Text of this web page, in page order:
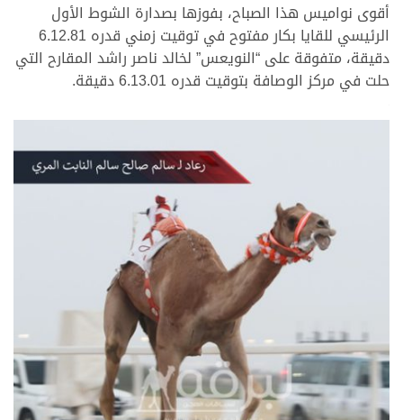
أقوى نواميس هذا الصباح، بفوزها بصدارة الشوط الأول
الرئيسي للقايا بكار مفتوح في توقيت زمني قدره 6.12.81
دقيقة، متفوقة على “النويعس” لخالد ناصر راشد المقارح التي
حلت في مركز الوصافة بتوقيت قدره 6.13.01 دقيقة.